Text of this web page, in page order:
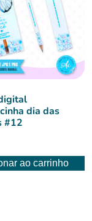
dia das
#12
ao carrinho